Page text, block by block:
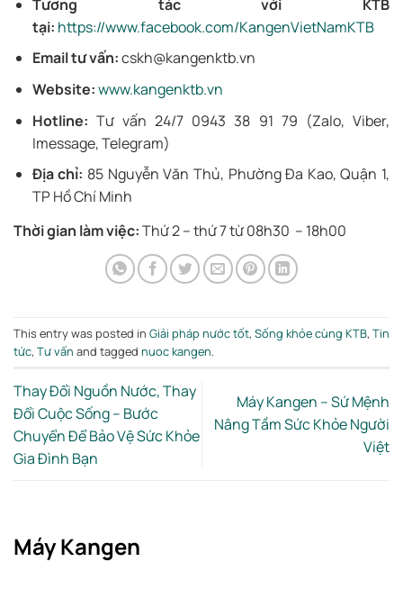
Tương tác với KTB
tại: https://www.facebook.com/KangenVietNamKTB
Email tư vấn:cskh@kangenktb.vn
Website:www.kangenktb.vn
Hotline: Tư vấn 24/7 0943 38 91 79 (Zalo, Viber,
Imessage, Telegram)
Địa chỉ: 85 Nguyễn Văn Thủ, Phường Đa Kao, Quận 1,
TP Hồ Chí Minh
Thời gian làm việc:Thứ 2 – thứ 7 từ 08h30 – 18h00
This entry was posted in Giải pháp nước tốt, Sống khỏe cùng KTB, Tin
tức, Tư vấn and tagged nuoc kangen.
Thay Đổi Nguồn Nước, Thay
Đổi Cuộc Sống – Bước
Chuyển Để Bảo Vệ Sức Khỏe
Gia Đình Bạn
Máy Kangen – Sứ Mệnh
Nâng Tầm Sức Khỏe Người
Việt
Máy Kangen